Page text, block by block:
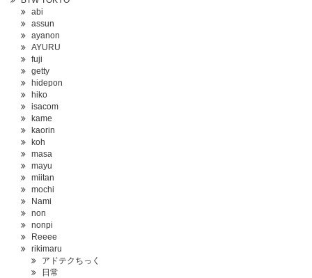
abi
assun
ayanon
AYURU
fuji
getty
hidepon
hiko
isacom
kame
kaorin
koh
masa
mayu
miitan
mochi
Nami
non
nonpi
Reeee
rikimaru
アドテクちっく
日常